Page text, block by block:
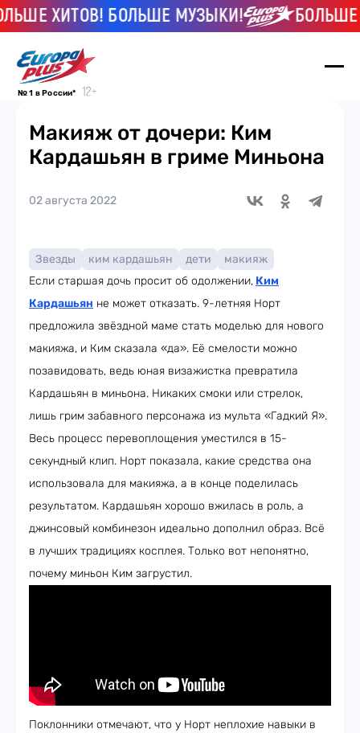
ХИТОВ! БОЛЬШЕ МУЗЫКИ! БОЛЬШЕ
№ 1 в России*
Макияж от дочери: Ким
Кардашьян в гриме Миньона
02 августа 2022
Звезды ким кардашьян дети
макияж
Если старшая дочь просит об одолжении, Ким
Кардашьян не может отказать. 9-летняя Норт
предложила звёздной маме стать моделью для нового
макияжа, и Ким сказала «да». Её смелости можно
позавидовать, ведь юная визажистка превратила
Кардашьян в миньона. Никаких смоки или стрелок,
лишь грим забавного персонажа из мульта «Гадкий Я».
Весь процесс перевоплощения уместился в 15-
секундный клип. Норт показала, какие средства она
использовала для макияжа, а в конце поделилась
результатом. Кардашьян хорошо вжилась в роль, а
джинсовый комбинезон идеально дополнил образ. Всё
в лучших традициях косплея. Только вот непонятно,
почему миньон Ким загрустил.
Поклонники отмечают, что у Норт неплохие навыки в